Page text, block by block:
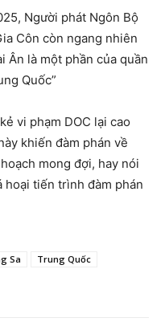
Người phát Ngôn Bộ
Côn còn ngang nhiên
Ân là một phần của quần
Quốc”
vi phạm DOC lại cao
khiến đàm phán về
mong đợi, hay nói
hoại tiến trình đàm phán
Sa
Trung Quốc